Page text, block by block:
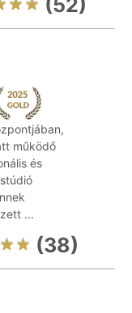
(52)
működő
és
...
(38)